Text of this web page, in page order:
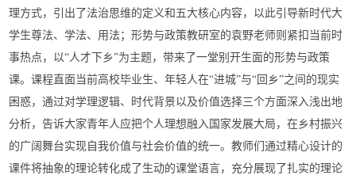
理方式，引出了法治思维的定义和五大核心内容，以此引导新时代大
学生尊法、学法、用法；形势与政策教研室的袁野老师则紧扣当前时
事热点，以“人才下乡”为主题，带来了一堂别开生面的形势与政策
课。课程直面当前高校毕业生、年轻人在“进城”与“回乡”之间的现实
困惑，通过对学理逻辑、时代背景以及价值选择三个方面深入浅出地
分析，告诉大家青年人应把个人理想融入国家发展大局，在乡村振兴
的广阔舞台实现自我价值与社会价值的统一。教师们通过精心设计的
课件将抽象的理论转化成了生动的课堂语言，充分展现了扎实的理论